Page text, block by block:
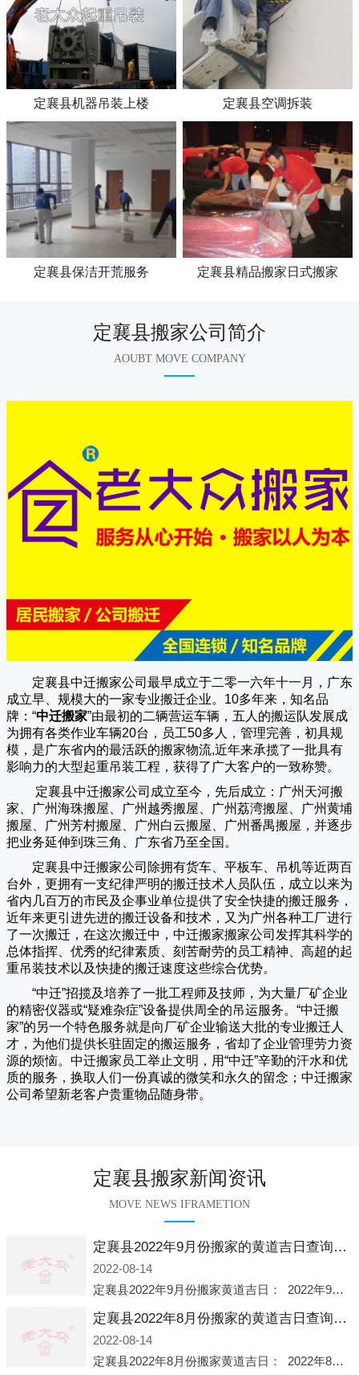
定襄县机器吊装上楼 定襄县空调拆装
定襄县保洁开荒服务 定襄县精品搬家日式搬家
定襄县搬家公司简介
AOUBT MOVE COMPANY
定襄县中迁搬家公司 最早成立于二零一六年十一月，广东
成立早、规模大的一家专业搬迁企业。10多年来，知名品
牌：“中迁搬家”由最初的二辆营运车辆，五人的搬运队发展成
为拥有各类作业车辆20台，员工50多人，管理完善，初具规
模，是广东省内的最活跃的搬家物流,近年来承揽了一批具有
影响力的大型起重吊装工程，获得了广大客户的一致称赞。
定襄县中迁搬家公司成立至今，先后成立：广州天河搬
家、广州海珠搬屋、广州越秀搬屋、广州荔湾搬屋、广州黄埔
搬屋、广州芳村搬屋、广州白云搬屋、广州番禺搬屋，并逐步
把业务延伸到珠三角、广东省乃至全国。
定襄县中迁搬家公司除拥有货车、平板车、吊机等近两百
台外，更拥有一支纪律严明的搬迁技术人员队伍，成立以来为
省内几百万的市民及企事业单位提供了安全快捷的搬迁服务，
近年来更引进先进的搬迁设备和技术，又为广州各种工厂进行
了一次搬迁，在这次搬迁中， 中迁搬家搬家公司发挥其科学的
总体指挥、优秀的纪律素质、刻苦耐劳的员工精神、高超的起
重吊装技术以及快捷的搬迁速度这些综合优势。
“中迁”招揽及培养了一批工程师及技师，为大量厂矿企业
的精密仪器或“疑难杂症”设备提供周全的吊运服务。“中迁搬
家”的另一个特色服务就是向厂矿企业输送大批的专业搬迁人
才，为他们提供长驻固定的搬运服务，省却了企业管理劳力资
源的烦恼。 中迁搬家员工举止文明，用“中迁”辛勤的汗水和优
质的服务，换取人们一份真诚的微笑和永久的留念； 中迁搬家
公司希望新老客户贵重物品随身带。
定襄县搬家新闻资讯
MOVE NEWS IFRAMETION
定襄县2022年9月份搬家的黄道吉日查询大全一览表哪天适合搬家好日子
2022-08-14
定襄县2022年9月份搬家黄道吉日： 2022年9月6日 「星期二」 农历八月十一2022年9月12日 「星期一」 农历八月十七2022年9月16日 「星期五」 农历八月廿一2022年9月2
定襄县2022年8月份搬家的黄道吉日查询大全一览表哪天适合搬家好日子
2022-08-14
定襄县2022年8月份搬家黄道吉日： 2022年8月2日 「星期二」 农历七月初五2022年8月6日 「星期六」 农历七月初九2022年8月8日 「星期一」 农历七月十一2022年8月10日 「